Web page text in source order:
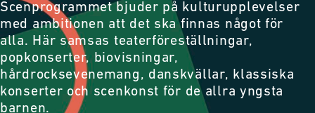
Scenprogrammet bjuder på kulturupplevelser
med ambitionen att det ska finnas något för
alla. Här samsas teaterföreställningar,
popkonserter, biovisningar,
hårdrocksevenemang, danskvällar, klassiska
konserter och scenkonst för de allra yngsta
barnen.